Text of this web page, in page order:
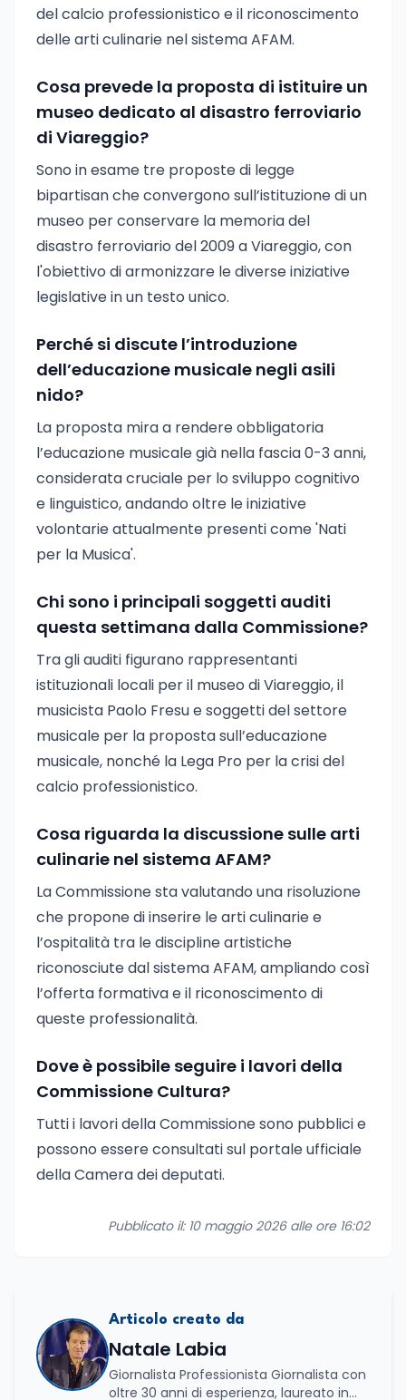
del calcio professionistico e il riconoscimento
delle arti culinarie nel sistema AFAM.
Cosa prevede la proposta di istituire un
museo dedicato al disastro ferroviario
di Viareggio?
Sono in esame tre proposte di legge
bipartisan che convergono sull’istituzione di un
museo per conservare la memoria del
disastro ferroviario del 2009 a Viareggio, con
l'obiettivo di armonizzare le diverse iniziative
legislative in un testo unico.
Perché si discute l’introduzione
dell’educazione musicale negli asili
nido?
La proposta mira a rendere obbligatoria
l’educazione musicale già nella fascia 0-3 anni,
considerata cruciale per lo sviluppo cognitivo
e linguistico, andando oltre le iniziative
volontarie attualmente presenti come 'Nati
per la Musica'.
Chi sono i principali soggetti auditi
questa settimana dalla Commissione?
Tra gli auditi figurano rappresentanti
istituzionali locali per il museo di Viareggio, il
musicista Paolo Fresu e soggetti del settore
musicale per la proposta sull’educazione
musicale, nonché la Lega Pro per la crisi del
calcio professionistico.
Cosa riguarda la discussione sulle arti
culinarie nel sistema AFAM?
La Commissione sta valutando una risoluzione
che propone di inserire le arti culinarie e
l’ospitalità tra le discipline artistiche
riconosciute dal sistema AFAM, ampliando così
l’offerta formativa e il riconoscimento di
queste professionalità.
Dove è possibile seguire i lavori della
Commissione Cultura?
Tutti i lavori della Commissione sono pubblici e
possono essere consultati sul portale ufficiale
della Camera dei deputati.
Pubblicato il: 10 maggio 2026 alle ore 16:02
Articolo creato da
Natale Labia
Giornalista Professionista Giornalista con
oltre 30 anni di esperienza, laureato in